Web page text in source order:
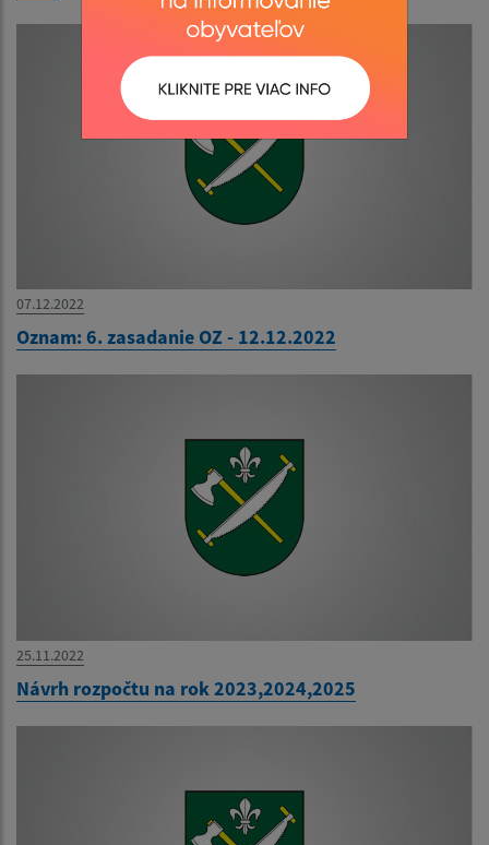
07.12.2022
Oznam: 6. zasadanie OZ - 12.12.2022
25.11.2022
Návrh rozpočtu na rok 2023,2024,2025